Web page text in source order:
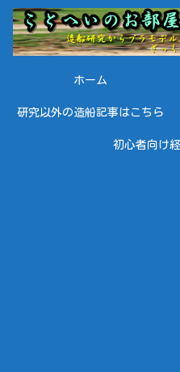
ホーム
研究以外の造船記事はこちら
初心者向け